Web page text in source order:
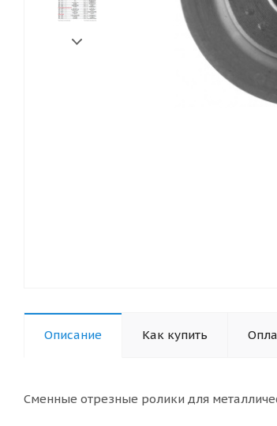
Описание Как купить
Сменные отрезные ролики для